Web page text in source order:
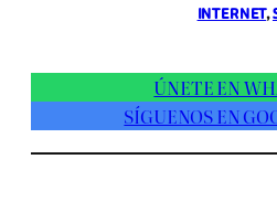
INTERNET,
ÚNETE EN
SÍGUENOS EN